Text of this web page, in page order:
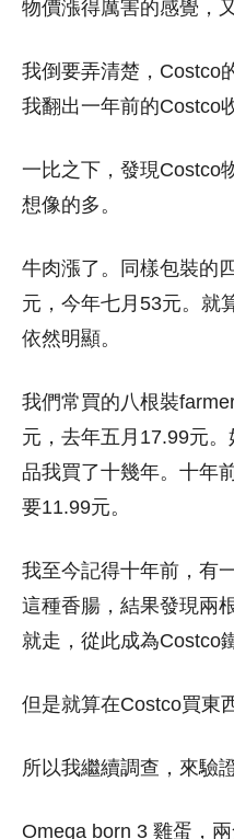
物價漲得厲害的感覺，
我倒要弄清楚，Costco
我翻出一年前的Costco
一比之下，發現Costco
想像的多。
牛肉漲了。同樣包裝的
元，今年七月53元。就
依然明顯。
我們常買的八根裝
元，去年五月17.99元
品我買了十幾年。十年
要11.99元。
我至今記得十年前，有
這種香腸，結果發現兩
就走，從此成為Costco
但是就算在Costco買東
所以我繼續調查，來驗
Omega born 3 雞蛋，